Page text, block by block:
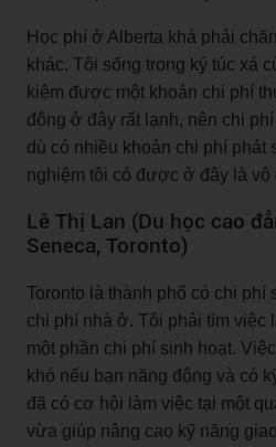
Học phí ở Alberta khá phải
khác. Tôi sống trong ký túc xá
kiệm được một khoản chi phí
đông ở đây rất lạnh, nên chi
dù có nhiều khoản chi phí phát
nghiệm tôi có được ở đây là vô
Lê Thị Lan (Du học cao
Seneca, Toronto)
Toronto là thành phố có chi phí
chi phí nhà ở. Tôi phải tìm việc
một phần chi phí sinh hoạt.
khó nếu bạn năng động và có
đã có cơ hội làm việc tại một
vừa giúp nâng cao kỹ năng